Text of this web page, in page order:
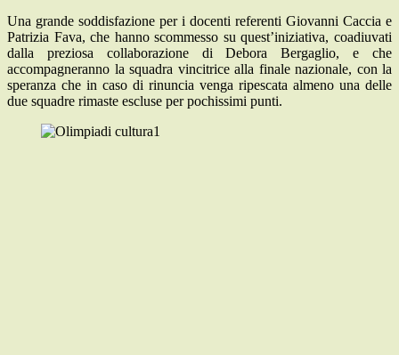
Una grande soddisfazione per i docenti referenti Giovanni Caccia e
Patrizia Fava, che hanno scommesso su quest’iniziativa, coadiuvati
dalla preziosa collaborazione di Debora Bergaglio, e che
accompagneranno la squadra vincitrice alla finale nazionale, con la
speranza che in caso di rinuncia venga ripescata almeno una delle
due squadre rimaste escluse per pochissimi punti.